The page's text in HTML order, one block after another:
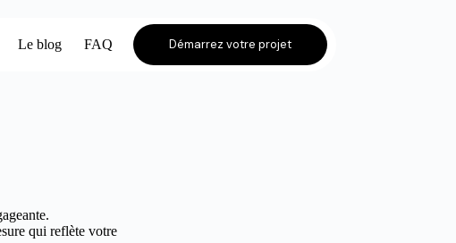
Le blog FAQ Démarrez votre projet
qui reflète votre